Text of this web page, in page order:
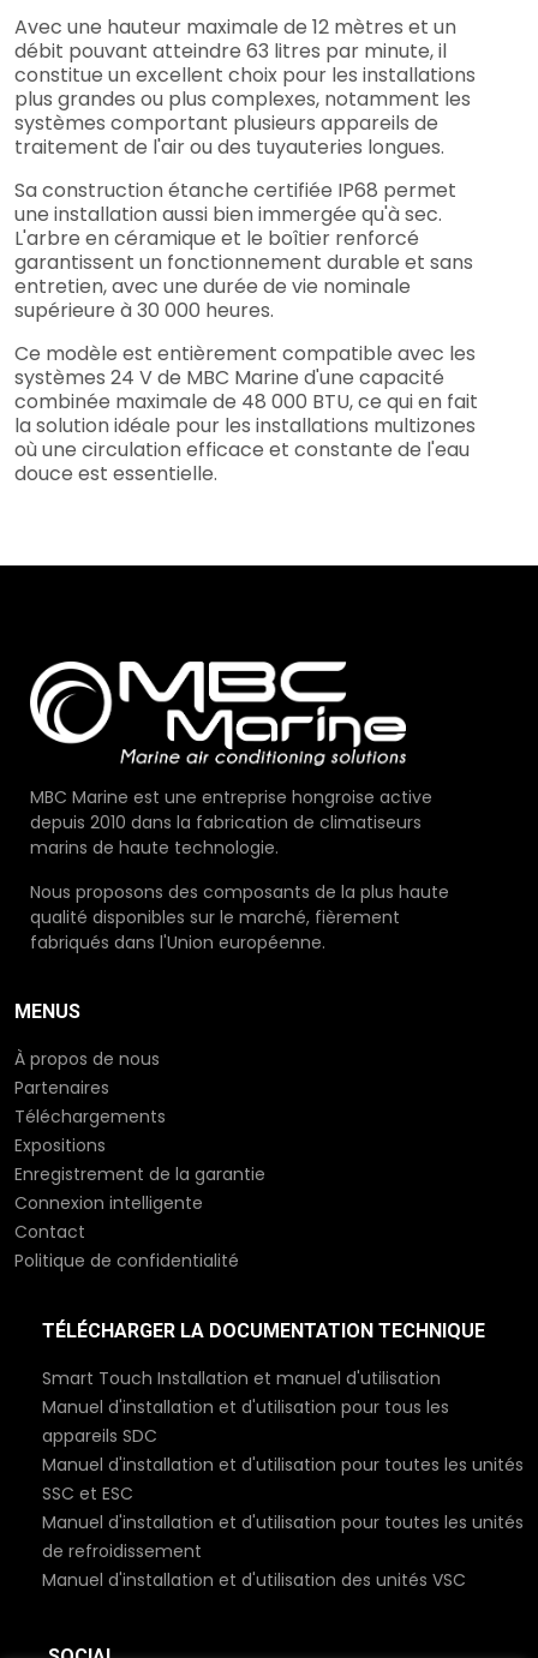
Avec une hauteur maximale de 12 mètres et un
débit pouvant atteindre 63 litres par minute, il
constitue un excellent choix pour les installations
plus grandes ou plus complexes, notamment les
systèmes comportant plusieurs appareils de
traitement de l'air ou des tuyauteries longues.
Sa construction étanche certifiée IP68 permet
une installation aussi bien immergée qu'à sec.
L'arbre en céramique et le boîtier renforcé
garantissent un fonctionnement durable et sans
entretien, avec une durée de vie nominale
supérieure à 30 000 heures.
Ce modèle est entièrement compatible avec les
systèmes 24 V de MBC Marine d'une capacité
combinée maximale de 48 000 BTU, ce qui en fait
la solution idéale pour les installations multizones
où une circulation efficace et constante de l'eau
douce est essentielle.
MBC Marine est une entreprise hongroise active
depuis 2010 dans la fabrication de climatiseurs
marins de haute technologie.
Nous proposons des composants de la plus haute
qualité disponibles sur le marché, fièrement
fabriqués dans l'Union européenne.
MENUS
À propos de nous
Partenaires
Téléchargements
Expositions
Enregistrement de la garantie
Connexion intelligente
Contact
Politique de confidentialité
TÉLÉCHARGER LA DOCUMENTATION TECHNIQUE
Smart Touch Installation et manuel d'utilisation
Manuel d'installation et d'utilisation pour tous les
appareils SDC
Manuel d'installation et d'utilisation pour toutes les unités
SSC et ESC
Manuel d'installation et d'utilisation pour toutes les unités
de refroidissement
Manuel d'installation et d'utilisation des unités VSC